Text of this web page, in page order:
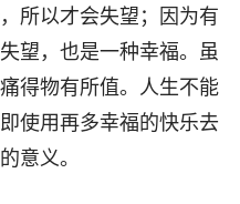
所以才会失望；因为有
望，也是一种幸福。虽
得物有所值。人生不能
使用再多幸福的快乐去
意义。